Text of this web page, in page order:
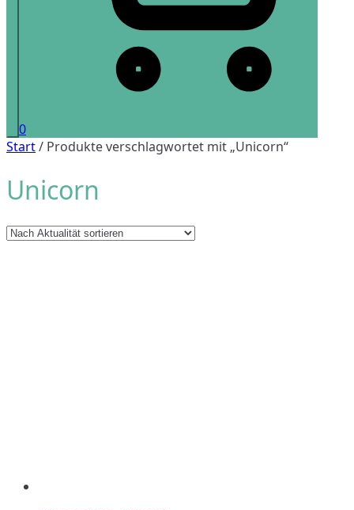
0
Start/ Produkte verschlagwortet mit „Unicorn“
Unicorn